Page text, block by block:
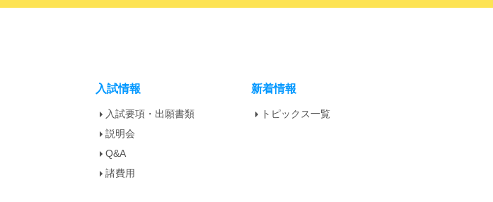
入試情報
入試要項・出願書類
説明会
Q&A
諸費用
新着情報
トピックス一覧